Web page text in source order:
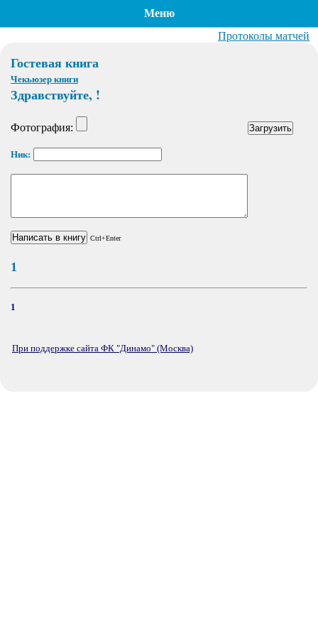
Меню
Протоколы матчей
Гостевая книга
Чекьюзер книги
Здравствуйте, !
Фотография:
Ник:
Ctrl+Enter
1
1
При поддержке сайта ФК "Динамо" (Москва)